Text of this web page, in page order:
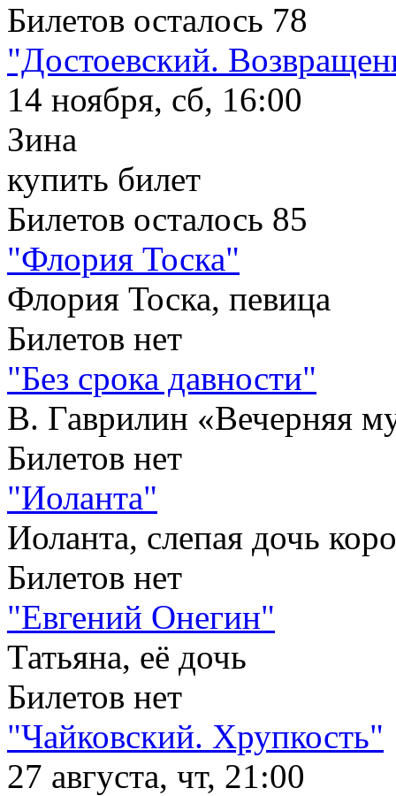
Билетов осталось 78
"Достоевский.
14 ноября, сб, 16:00
Зина
купить билет
Билетов осталось 85
"Флория Тоска"
Флория Тоска, певица
Билетов нет
"Без срока давности"
В. Гаврилин «Вечерняя
Билетов нет
"Иоланта"
Иоланта, слепая дочь
Билетов нет
"Евгений Онегин"
Татьяна, её дочь
Билетов нет
"Чайковский. Хрупкость"
27 августа, чт, 21:00